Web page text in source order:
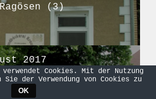
(3)
2017
FRIEDENSEICHEN
(2)
Cookies. Mit der Nutzung
Sie der Verwendung von Cookies zu
OK